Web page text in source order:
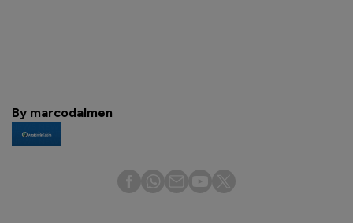
By marcodalmen